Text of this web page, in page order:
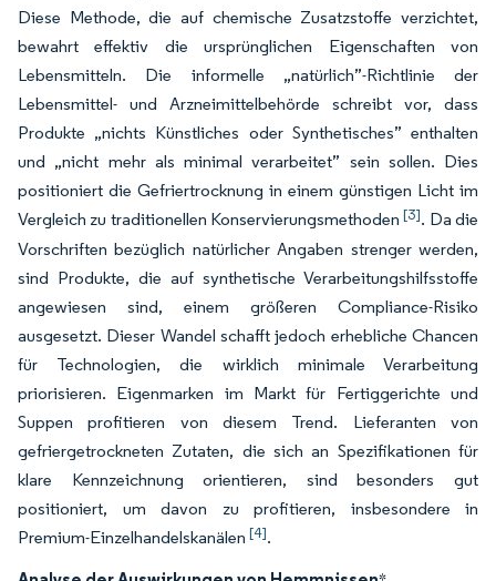
Diese Methode, die auf chemische Zusatzstoffe verzichtet,
bewahrt effektiv die ursprünglichen Eigenschaften von
Lebensmitteln. Die informelle „natürlich”-Richtlinie der
Lebensmittel- und Arzneimittelbehörde schreibt vor, dass
Produkte „nichts Künstliches oder Synthetisches” enthalten
und „nicht mehr als minimal verarbeitet” sein sollen. Dies
positioniert die Gefriertrocknung in einem günstigen Licht im
Vergleich zu traditionellen Konservierungsmethoden[3]. Da die
Vorschriften bezüglich natürlicher Angaben strenger werden,
sind Produkte, die auf synthetische Verarbeitungshilfsstoffe
angewiesen sind, einem größeren Compliance-Risiko
ausgesetzt. Dieser Wandel schafft jedoch erhebliche Chancen
für Technologien, die wirklich minimale Verarbeitung
priorisieren. Eigenmarken im Markt für Fertiggerichte und
Suppen profitieren von diesem Trend. Lieferanten von
gefriergetrockneten Zutaten, die sich an Spezifikationen für
klare Kennzeichnung orientieren, sind besonders gut
positioniert, um davon zu profitieren, insbesondere in
Premium-Einzelhandelskanälen [4].